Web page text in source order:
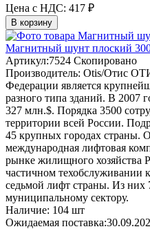
Цена с НДС: 417 ₽
В корзину
Магнитный шунт плоский
Артикул:7524 Скопировано
Производитель: Otis/Отис
Федерации является
разного типа зданий. В 2007
327 млн.$. Порядка 3500
территории всей России.
45 крупных городах страны.
международная лифтовая
рынке жилищного хозяйства
частичном техобслуживании
седьмой лифт страны. Из них
муниципальному сектору.
Наличие: 104 шт
Ожидаемая поставка: